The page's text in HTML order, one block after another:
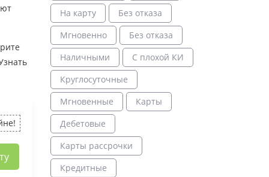
На карту
Без отказа
Мгновенно
Без отказа
Наличными
С плохой КИ
Круглосуточные
Мгновенные
Карты
Дебетовые
Карты рассрочки
Кредитные